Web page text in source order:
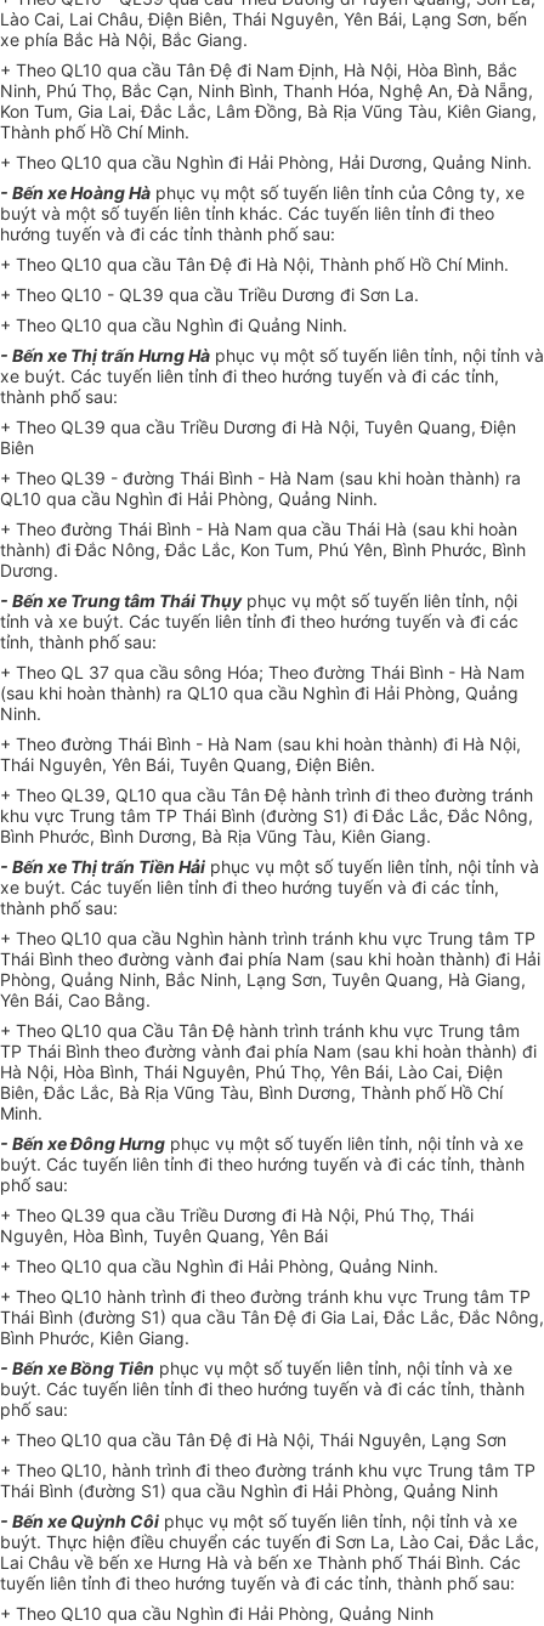
Lào Cai, Lai Châu, Điện Biên, Thái Nguyên, Yên Bái, Lạng Sơn, bến
xe phía Bắc Hà Nội, Bắc Giang.
+ Theo QL10 qua cầu Tân Đệ đi Nam Định, Hà Nội, Hòa Bình, Bắc
Ninh, Phú Thọ, Bắc Cạn, Ninh Bình, Thanh Hóa, Nghệ An, Đà Nẵng,
Kon Tum, Gia Lai, Đắc Lắc, Lâm Đồng, Bà Rịa Vũng Tàu, Kiên Giang,
Thành phố Hồ Chí Minh.
+ Theo QL10 qua cầu Nghìn đi Hải Phòng, Hải Dương, Quảng Ninh.
- Bến xe Hoàng Hà phục vụ một số tuyến liên tỉnh của Công ty, xe
buýt và một số tuyến liên tỉnh khác. Các tuyến liên tỉnh đi theo
hướng tuyến và đi các tỉnh thành phố sau:
+ Theo QL10 qua cầu Tân Đệ đi Hà Nội, Thành phố Hồ Chí Minh.
+ Theo QL10 - QL39 qua cầu Triều Dương đi Sơn La.
+ Theo QL10 qua cầu Nghìn đi Quảng Ninh.
- Bến xe Thị trấn Hưng Hà phục vụ một số tuyến liên tỉnh, nội tỉnh và
xe buýt. Các tuyến liên tỉnh đi theo hướng tuyến và đi các tỉnh,
thành phố sau:
+ Theo QL39 qua cầu Triều Dương đi Hà Nội, Tuyên Quang, Điện
Biên
+ Theo QL39 - đường Thái Bình - Hà Nam (sau khi hoàn thành) ra
QL10 qua cầu Nghìn đi Hải Phòng, Quảng Ninh.
+ Theo đường Thái Bình - Hà Nam qua cầu Thái Hà (sau khi hoàn
thành) đi Đắc Nông, Đắc Lắc, Kon Tum, Phú Yên, Bình Phước, Bình
Dương.
- Bến xe Trung tâm Thái Thụyphục vụ một số tuyến liên tỉnh, nội
tỉnh và xe buýt. Các tuyến liên tỉnh đi theo hướng tuyến và đi các
tỉnh, thành phố sau:
+ Theo QL 37 qua cầu sông Hóa; Theo đường Thái Bình - Hà Nam
(sau khi hoàn thành) ra QL10 qua cầu Nghìn đi Hải Phòng, Quảng
Ninh.
+ Theo đường Thái Bình - Hà Nam (sau khi hoàn thành) đi Hà Nội,
Thái Nguyên, Yên Bái, Tuyên Quang, Điện Biên.
+ Theo QL39, QL10 qua cầu Tân Đệ hành trình đi theo đường tránh
khu vực Trung tâm TP Thái Bình (đường S1) đi Đắc Lắc, Đắc Nông,
Bình Phước, Bình Dương, Bà Rịa Vũng Tàu, Kiên Giang.
- Bến xe Thị trấn Tiền Hải phục vụ một số tuyến liên tỉnh, nội tỉnh và
xe buýt. Các tuyến liên tỉnh đi theo hướng tuyến và đi các tỉnh,
thành phố sau:
+ Theo QL10 qua cầu Nghìn hành trình tránh khu vực Trung tâm TP
Thái Bình theo đường vành đai phía Nam (sau khi hoàn thành) đi Hải
Phòng, Quảng Ninh, Bắc Ninh, Lạng Sơn, Tuyên Quang, Hà Giang,
Yên Bái, Cao Bằng.
+ Theo QL10 qua Cầu Tân Đệ hành trình tránh khu vực Trung tâm
TP Thái Bình theo đường vành đai phía Nam (sau khi hoàn thành) đi
Hà Nội, Hòa Bình, Thái Nguyên, Phú Thọ, Yên Bái, Lào Cai, Điện
Biên, Đắc Lắc, Bà Rịa Vũng Tàu, Bình Dương, Thành phố Hồ Chí
Minh.
- Bến xe Đông Hưng phục vụ một số tuyến liên tỉnh, nội tỉnh và xe
buýt. Các tuyến liên tỉnh đi theo hướng tuyến và đi các tỉnh, thành
phố sau:
+ Theo QL39 qua cầu Triều Dương đi Hà Nội, Phú Thọ, Thái
Nguyên, Hòa Bình, Tuyên Quang, Yên Bái
+ Theo QL10 qua cầu Nghìn đi Hải Phòng, Quảng Ninh.
+ Theo QL10 hành trình đi theo đường tránh khu vực Trung tâm TP
Thái Bình (đường S1) qua cầu Tân Đệ đi Gia Lai, Đắc Lắc, Đắc Nông,
Bình Phước, Kiên Giang.
- Bến xe Bồng Tiên phục vụ một số tuyến liên tỉnh, nội tỉnh và xe
buýt. Các tuyến liên tỉnh đi theo hướng tuyến và đi các tỉnh, thành
phố sau:
+ Theo QL10 qua cầu Tân Đệ đi Hà Nội, Thái Nguyên, Lạng Sơn
+ Theo QL10, hành trình đi theo đường tránh khu vực Trung tâm TP
Thái Bình (đường S1) qua cầu Nghìn đi Hải Phòng, Quảng Ninh
- Bến xe Quỳnh Côi phục vụ một số tuyến liên tỉnh, nội tỉnh và xe
buýt. Thực hiện điều chuyển các tuyến đi Sơn La, Lào Cai, Đắc Lắc,
Lai Châu về bến xe Hưng Hà và bến xe Thành phố Thái Bình. Các
tuyến liên tỉnh đi theo hướng tuyến và đi các tỉnh, thành phố sau:
+ Theo QL10 qua cầu Nghìn đi Hải Phòng, Quảng Ninh